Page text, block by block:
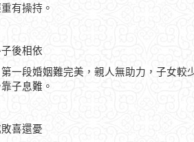
有操持。
後相依
一段婚姻難完美，親人無助力，子女較
子息難。
喜還憂